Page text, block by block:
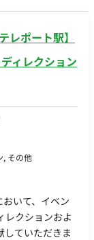
レポート駅】
ィレクション
, その他
いて、イベン
レクションおよ
していただきま